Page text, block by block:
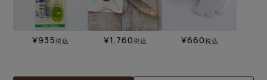
¥935税込 ¥1,760税込 ¥660税込